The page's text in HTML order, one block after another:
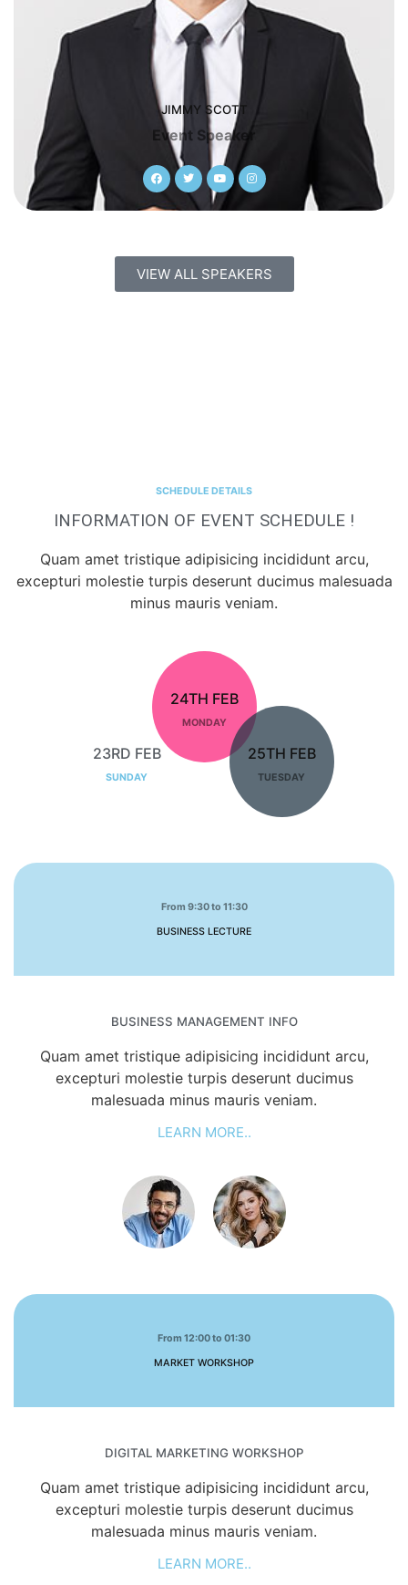
JIMMY SCOTT
Event Speaker
VIEW ALL SPEAKERS
SCHEDULE DETAILS
INFORMATION OF EVENT SCHEDULE !
Quam amet tristique adipisicing incididunt arcu,
excepturi molestie turpis deserunt ducimus malesuada
minus mauris veniam.
23RD FEB
SUNDAY
24TH FEB
MONDAY
25TH FEB
TUESDAY
From 9:30 to 11:30
BUSINESS LECTURE
BUSINESS MANAGEMENT INFO
Quam amet tristique adipisicing incididunt arcu,
excepturi molestie turpis deserunt ducimus
malesuada minus mauris veniam.
LEARN MORE..
From 12:00 to 01:30
MARKET WORKSHOP
DIGITAL MARKETING WORKSHOP
Quam amet tristique adipisicing incididunt arcu,
excepturi molestie turpis deserunt ducimus
malesuada minus mauris veniam.
LEARN MORE..